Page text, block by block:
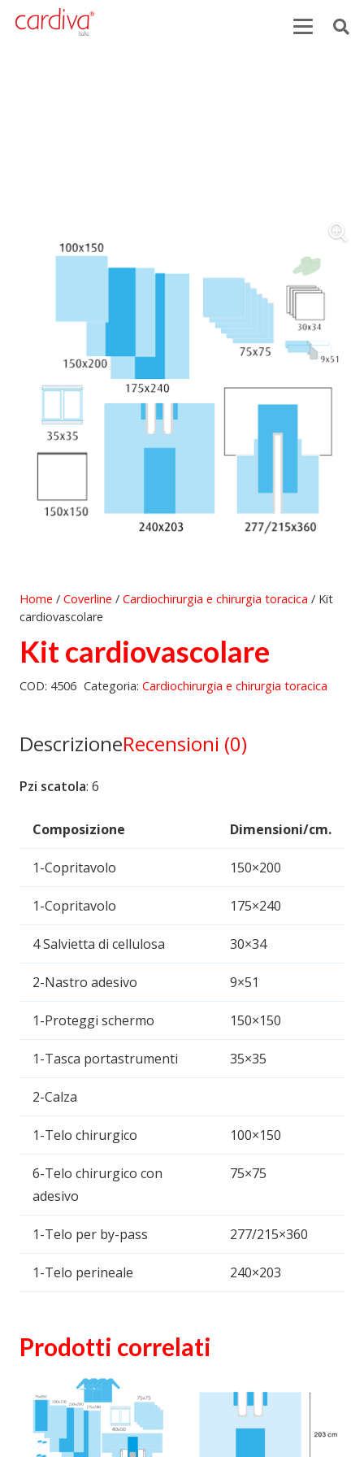
Home / Coverline / Cardiochirurgia e chirurgia toracica / Kit
cardiovascolare
Kit cardiovascolare
COD: 4506 Categoria: Cardiochirurgia e chirurgia toracica
DescrizioneRecensioni (0)
Pzi scatola: 6
Composizione Dimensioni/cm.
1-Copritavolo 150×200
1-Copritavolo 175×240
4 Salvietta di cellulosa 30×34
2-Nastro adesivo 9×51
1-Proteggi schermo 150×150
1-Tasca portastrumenti 35×35
2-Calza
1-Telo chirurgico 100×150
6-Telo chirurgico con
adesivo
75×75
1-Telo per by-pass 277/215×360
1-Telo perineale 240×203
Prodotti correlati